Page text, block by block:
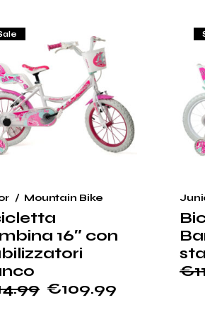
16″ con
€109.99
Mountain Bike
€
Il
Il